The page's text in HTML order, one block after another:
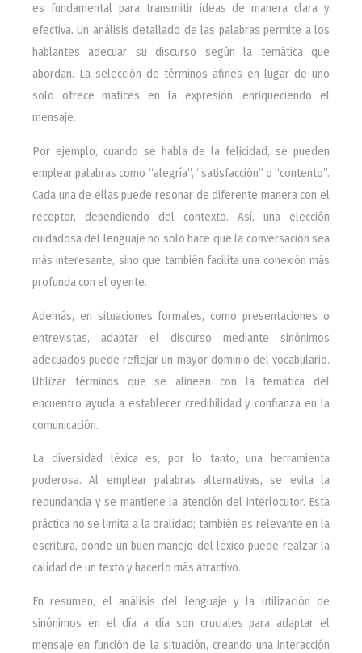
es fundamental para transmitir ideas de manera clara y
efectiva. Un análisis detallado de las palabras permite a los
hablantes adecuar su discurso según la temática que
abordan. La selección de términos afines en lugar de uno
solo ofrece matices en la expresión, enriqueciendo el
mensaje.
Por ejemplo, cuando se habla de la felicidad, se pueden
emplear palabras como “alegría”, “satisfacción” o “contento”.
Cada una de ellas puede resonar de diferente manera con el
receptor, dependiendo del contexto. Así, una elección
cuidadosa del lenguaje no solo hace que la conversación sea
más interesante, sino que también facilita una conexión más
profunda con el oyente.
Además, en situaciones formales, como presentaciones o
entrevistas, adaptar el discurso mediante sinónimos
adecuados puede reflejar un mayor dominio del vocabulario.
Utilizar términos que se alineen con la temática del
encuentro ayuda a establecer credibilidad y confianza en la
comunicación.
La diversidad léxica es, por lo tanto, una herramienta
poderosa. Al emplear palabras alternativas, se evita la
redundancia y se mantiene la atención del interlocutor. Esta
práctica no se limita a la oralidad; también es relevante en la
escritura, donde un buen manejo del léxico puede realzar la
calidad de un texto y hacerlo más atractivo.
En resumen, el análisis del lenguaje y la utilización de
sinónimos en el día a día son cruciales para adaptar el
mensaje en función de la situación, creando una interacción